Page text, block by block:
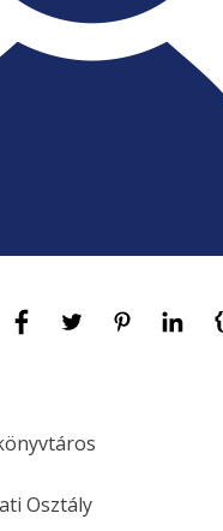
Osztály